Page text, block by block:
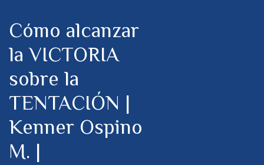
Cómo alcanzar
la VICTORIA
sobre la
TENTACIÓN |
Kenner Ospino
M. |
MPE TV
DONACIONES
PARTICIPA
REUNIONES &
CONTACTOS